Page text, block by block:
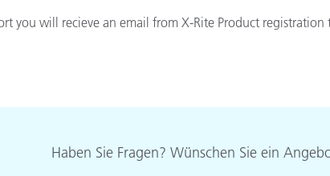
Papier
you will recieve an email from X-Rite Product
Haben Sie Fragen? Wünschen Sie ein